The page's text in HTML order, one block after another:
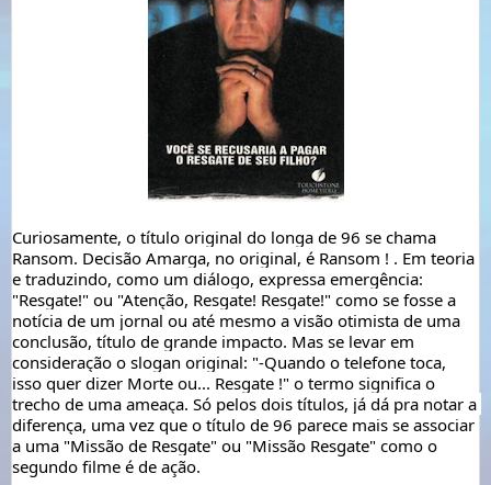
Curiosamente, o título original do longa de 96 se chama
Ransom. Decisão Amarga, no original, é Ransom ! . Em teoria
e traduzindo, como um diálogo, expressa emergência:
"Resgate!" ou "Atenção, Resgate! Resgate!" como se fosse a
notícia de um jornal ou até mesmo a visão otimista de uma
conclusão, título de grande impacto. Mas se levar em
consideração o slogan original: "-Quando o telefone toca,
isso quer dizer Morte ou... Resgate !" o termo significa o
trecho de uma ameaça. Só pelos dois títulos, já dá pra notar a
diferença, uma vez que o título de 96 parece mais se associar
a uma "Missão de Resgate" ou "Missão Resgate" como o
segundo filme é de ação.